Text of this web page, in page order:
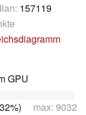
157119
GPU
max: 9032